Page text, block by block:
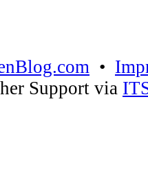
•
Support via